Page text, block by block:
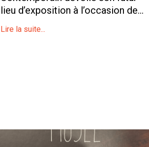
lieu d’exposition à l’occasion de...
Lire la suite...